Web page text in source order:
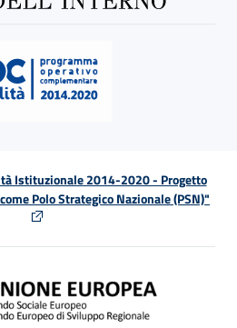
Istituzionale 2014-2020 - Progetto
Polo Strategico Nazionale (PSN)"